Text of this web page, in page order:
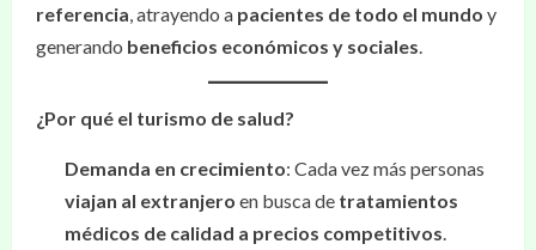
referencia, atrayendo a pacientes de todo el mundo y
generando beneficios económicos y sociales.
¿Por qué el turismo de salud?
Demanda en crecimiento: Cada vez más personas
viajan al extranjero en busca de tratamientos
médicos de calidad a precios competitivos.